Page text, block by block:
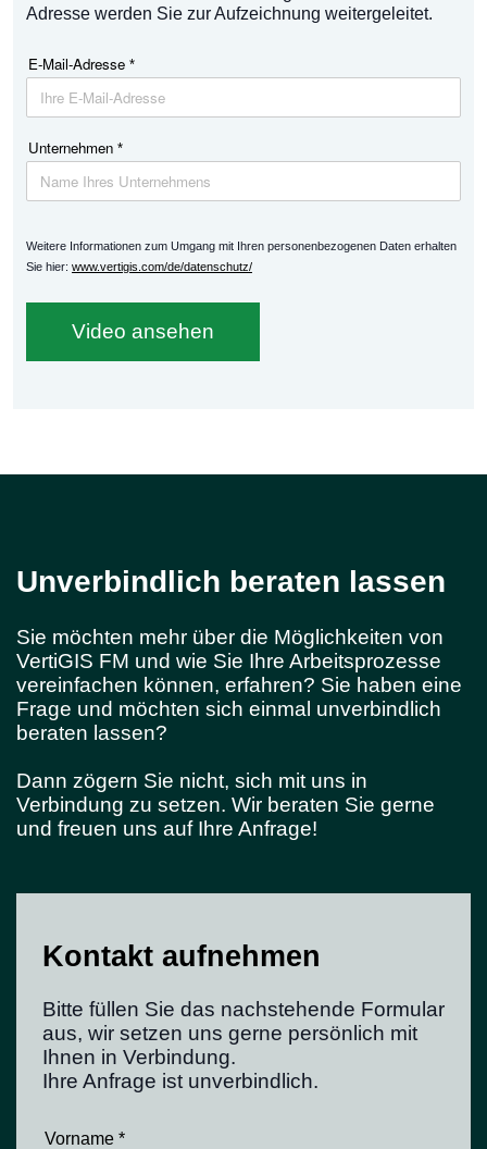
Adresse werden Sie zur Aufzeichnung weitergeleitet.
E-Mail-Adresse *
Unternehmen *
Weitere Informationen zum Umgang mit Ihren personenbezogenen Daten erhalten
Sie hier: www.vertigis.com/de/datenschutz/
Video ansehen
Unverbindlich beraten lassen
Sie möchten mehr über die Möglichkeiten von
VertiGIS FM und wie Sie Ihre Arbeitsprozesse
vereinfachen können, erfahren? Sie haben eine
Frage und möchten sich einmal unverbindlich
beraten lassen?
Dann zögern Sie nicht, sich mit uns in
Verbindung zu setzen. Wir beraten Sie gerne
und freuen uns auf Ihre Anfrage!
Kontakt aufnehmen
Bitte füllen Sie das nachstehende Formular
aus, wir setzen uns gerne persönlich mit
Ihnen in Verbindung.
Ihre Anfrage ist unverbindlich.
Vorname *